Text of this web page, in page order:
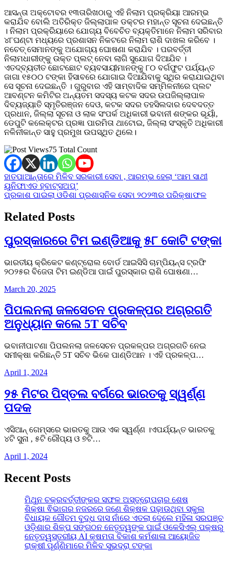
ଆସନ୍ତା ଅକ୍ଟୋବର ୧୩ତାରିଖଠାରୁ ଏହି ନିଲାମ ପ୍ରକ୍ରିୟା ଆରମ୍ଭ
କରାଯିବ ବୋଲି ଅତିରିକ୍ତ ଜିଲ୍ଲାପାଳ ଡକ୍ଟର ମହାନ୍ତ ସୂଚନା ଦେଇଛନ୍ତି
। ନିଲାମ ପ୍ରକ୍ରିୟାରେ ଯୋଗ୍ୟ ବିବେଚିତ ବ୍ୟକ୍ତିମାନେ ନିଲାମ ସରିବାର
୪୮ଘଣ୍ଟା ମଧ୍ୟରେ ପ୍ରଶାସନ ନିକଟରେ ନିଲାମ ରାଶି ଦାଖଲ କରିବେ ।
ନଚେତ୍‌ ସେମାନଙ୍କୁ ଅଯୋଗ୍ୟ ଘୋଷଣା କରାଯିବ । ପରବର୍ତ୍ତୀ
ନିଲାମଧାରୀଙ୍କୁ ଉକ୍ତ ପ୍ଲଟ୍‌ ନେବା ଲାଗି ସୁଯୋଗ ଦିଆଯିବ ।
ଏତଦ୍‌ବ୍ୟତୀତ ଛୋଟଛୋଟ ବ୍ୟବସାୟୀମାନଙ୍କୁ ୮୦ ବର୍ଗଫୁଟ ପର୍ଯ୍ୟନ୍ତ
ଜାଗା ୧୫୦୦ ଟଙ୍କା ହିସାବରେ ଯୋଗାଇ ଦିଆଯିବାକୁ ସ୍ଥିର କରାଯାଇଥିବା
ସେ ସୂଚନା ଦେଇଛନ୍ତି । ଗୁରୁବାର ଏହି ସାମ୍ବାଦିକ ସମ୍ମିଳନୀରେ ପ୍ଲଟ
ଆବଣ୍ଟନ କମିଟିର ଅନ୍ୟତମ ସଦସ୍ୟ କଟକ ସଦର ଉପଜିଲ୍ଲାପାଳ
ଦିବ୍ୟଜ୍ୟାତି ସ୍ମୃତିରଞ୍ଜନ ଦେଓ, କଟକ ସଦର ତହସିଲଦାର ଦେବଦତ୍ତ
ପ୍ରଧାନ, ଜିଲ୍ଲା ସୂଚନା ଓ ଲାକ ସଂପର୍କ ଅଧିକାରୀ ଭବାନୀ ଶଙ୍କର ଭୂୟାଁ,
ଡେପୁଟି କଲେକ୍ଟର ପ୍ରଜ୍ଞା ପାରମିତା ଥାଟୋଇ, ଜିଲ୍ଲା ସଂସ୍କୃତି ଅଧିକାରୀ
ନଳିନୀକାନ୍ତ ସାହୁ ପ୍ରମୁଖ ଉପସ୍ଥିତ ଥିଲେ।
75 Total Count
Post
navigation
ହାତପାଆନ୍ତାରେ ମିଳିବ ସରକାରୀ ସେବା , ଆରମ୍ଭ ହେଲା ‘ଆମ ସାଥୀ
ୟୁନିଫାଏଡ ହ୍ବାଟ୍‌ସଅପ୍’
ପ୍ରକାଶ ପାଇଲା ଓଡିଶା ପ୍ରଶାସନିକ ସେବା ୨୦୨୩ର ପରିକ୍ଷାଫଳ
Related Posts
ପୁରସ୍କାରରେ ଟିମ ଇଣ୍ଡିଆକୁ ୫୮ କୋଟି ଟଙ୍କା
ଭାରତୀୟ କ୍ରିକେଟ କଣ୍ଟ୍ରୋଲ ବୋର୍ଡ ଆଇସିସି ଚାମ୍ପିୟନ୍ସ ଟ୍ରଫି
୨୦୨୫ର ବିଜେତା ଟିମ ଇଣ୍ଡିଆ ପାଇଁ ପୁରସ୍କାର ରାଶି ଘୋଷଣା…
March 20, 2025
ପିପଲନଲା ଜଳସେଚନ ପ୍ରକଳ୍ପର ଅଗ୍ରଗତି
ଅନୁଧ୍ୟାନ କଲେ 5T ସଚିବ
ଭବାନୀପାଟଣା ପିପଲନଲା ଜଳସେଚନ ପ୍ରକଳ୍ପର ଅଗ୍ରଗତି ନେଇ
ସମୀକ୍ଷା କରିଛନ୍ତି 5T ସଚିବ ଭିକେ ପାଣ୍ଡିଆନ । ଏହି ପ୍ରକଳ୍ପ…
April 1, 2024
୨୫ ମିଟର ପିସ୍ତଲ ବର୍ଗରେ ଭାରତକୁ ସ୍ୱର୍ଣ୍ଣ
ପଦକ
ଏସିଆନ୍ ଗେମ୍ସରେ ଭାରତକୁ ଆଉ ଏକ ସ୍ୱର୍ଣ୍ଣ ।ଏପର୍ଯ୍ୟନ୍ତ ଭାରତକୁ
୪ଟି ସୁନା , ୫ଟି ରୌପ୍ୟ ଓ ୭ଟି…
April 1, 2024
Recent Posts
ମିଥୁନ ଚକ୍ରବର୍ତ୍ତୀଙ୍କର ସଫଳ ଅସ୍ତ୍ରୋପଚାର ଶେଷ
ଶିକ୍ଷା ଵିଭାଗର ନଜରରେ ଜଣେ ଶିକ୍ଷକ ପଢ଼ାଉଥିବା ସ୍କୁଲ
ବିଧାୟକ ଗୌତମ ବୁଦ୍ଧ ଦାସ ନାଁରେ ଏତଲା ଦେଲେ ମହିଳା ସରପଞ୍ଚ
ଓଡ଼ିଶାର ଶିଳ୍ପ ସଙ୍ଗଠନ ନେତୃତ୍ୱଙ୍କ ପାଇଁ ଓକେସିଏଲ୍ ପକ୍ଷରୁ
ନେତୃତ୍ୱସ୍ତରୀୟ AI କ୍ଷମତା ବିକାଶ କର୍ମଶାଳା ଆୟୋଜିତ
ରାକ୍ଷୀ ପୂର୍ଣ୍ଣିମାରେ ମିଳିବ ସୁଭଦ୍ରା ଟଙ୍କା